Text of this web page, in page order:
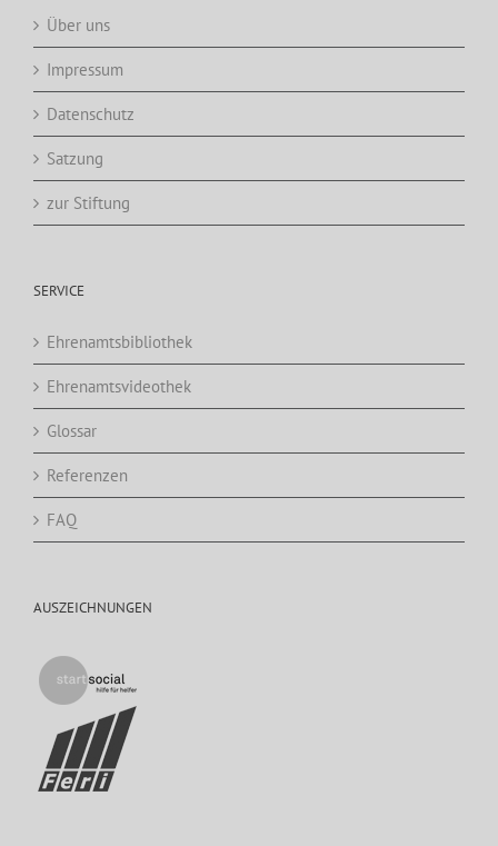
Über uns
Impressum
Datenschutz
Satzung
zur Stiftung
SERVICE
Ehrenamtsbibliothek
Ehrenamtsvideothek
Glossar
Referenzen
FAQ
AUSZEICHNUNGEN